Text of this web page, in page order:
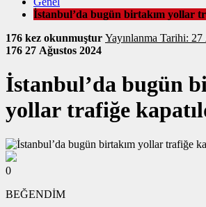
İstanbul’da bugün birtakım yollar
176 kez okunmuştur
Yayınlanma
176 27 Ağustos 2024
İstanbul’da bugün
yollar trafiğe
0
BEĞENDİM